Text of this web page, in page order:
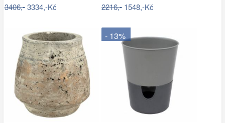
3406,-3334,-Kč 2216,-1548,-Kč
- 13%